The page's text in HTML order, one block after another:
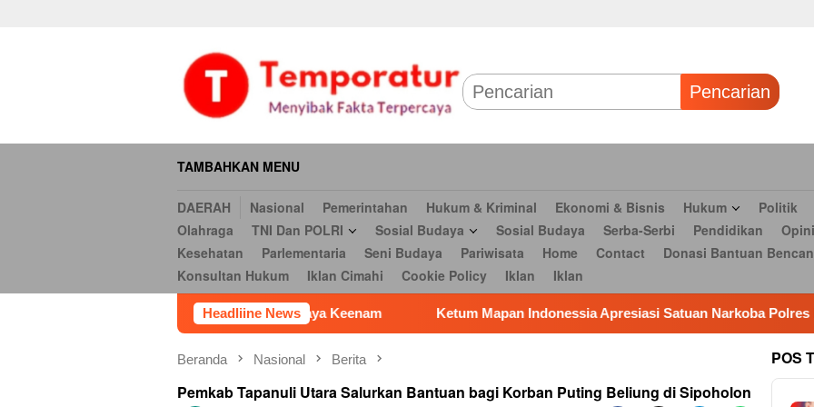
Pencarian
TAMBAHKAN MENU
DAERAH Nasional Pemerintahan Hukum & Kriminal Ekonomi & Bisnis Hukum Politik
Olahraga
TNI Dan POLRI Sosial Budaya Sosial Budaya Serba-Serbi Pendidikan Opini
Kesehatan
Parlementaria Seni Budaya Pariwisata Home Contact
Donasi Bantuan
Konsultan Hukum
Iklan Cimahi Cookie Policy Iklan Iklan
Headliine News
Calon Kades Sukaraya Keenam Ketum Mapan Indonessia Apresiasi Satuan Narkoba Polres Metro Bekadi Amankan 17
Beranda Nasional Berita
Pemkab Tapanuli Utara Salurkan Bantuan bagi Korban Puting Beliung di Sipoholon
POS
Religi
Cookie Policy Iklan Iklan